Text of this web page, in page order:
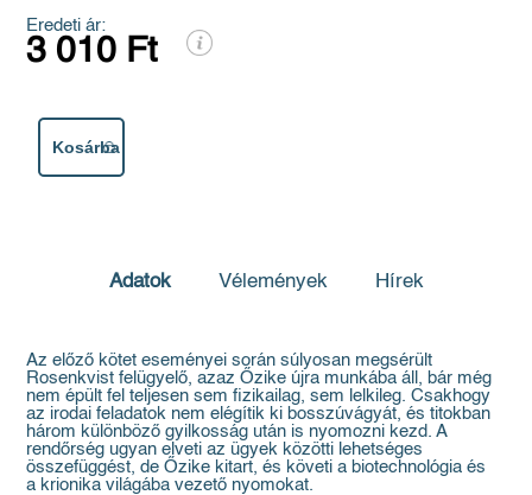
Eredeti ár:
3 010 Ft
Kosárba
Adatok Vélemények Hírek
Az előző kötet eseményei során súlyosan megsérült
Rosenkvist felügyelő, azaz Őzike újra munkába áll, bár még
nem épült fel teljesen sem fizikailag, sem lelkileg. Csakhogy
az irodai feladatok nem elégítik ki bosszúvágyát, és titokban
három különböző gyilkosság után is nyomozni kezd. A
rendőrség ugyan elveti az ügyek közötti lehetséges
összefüggést, de Őzike kitart, és követi a biotechnológia és
a krionika világába vezető nyomokat.